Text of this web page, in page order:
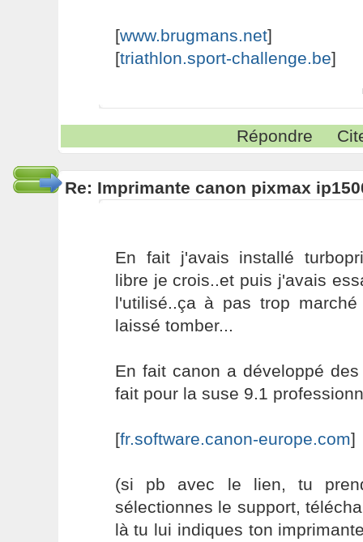
[www.brugmans.net]
[triathlon.sport-challenge.be]
Répondre
Re: Imprimante canon pixmax
En fait j'avais installé
libre je crois..et puis j'avais
l'utilisé..ça à pas trop marché
laissé tomber...
En fait canon a développé
fait pour la suse 9.1
[fr.software.canon-europe.com]
(si pb avec le lien, tu
sélectionnes le support,
là tu lui indiques ton